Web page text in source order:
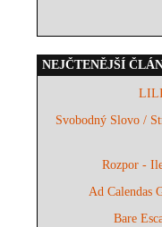
NEJČTENĚJŠÍ
Svobodný Slovo /
Rozpor -
Ad Calendas
Bare